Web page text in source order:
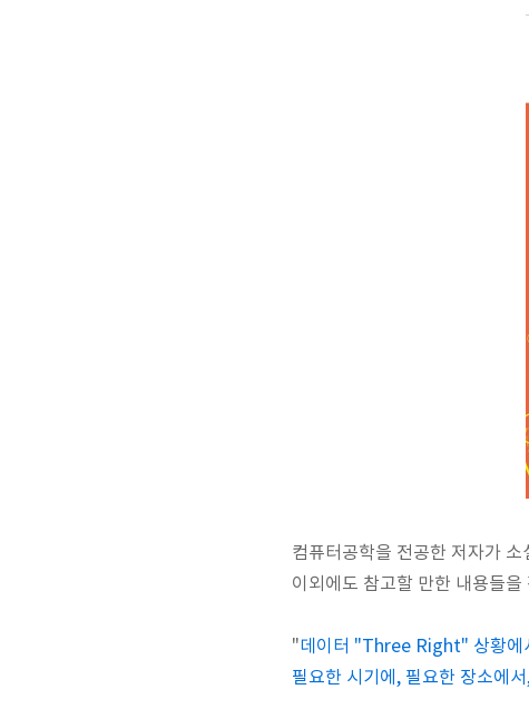
컴퓨터공학을 전공한 저자가
이외에도 참고할 만한 내용들을
"데이터 "Three Right" 상황
필요한 시기에, 필요한 장소에